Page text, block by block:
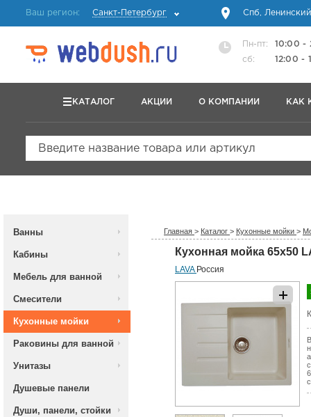
Ваш регион: Санкт-Петербург Спб,
Пн-пт:
10:00 -
сб:
12:00 -
КАТАЛОГ АКЦИИ О КОМПАНИИ КАК
Введите название товара или артикул
Ванны
Кабины
Мебель для ванной
Смесители
Кухонные мойки
Раковины для ванной
Унитазы
Душевые панели
Души, панели, стойки
Главная > Каталог > Кухонные мойки >
Кухонная мойка 65x50
LAVA Россия